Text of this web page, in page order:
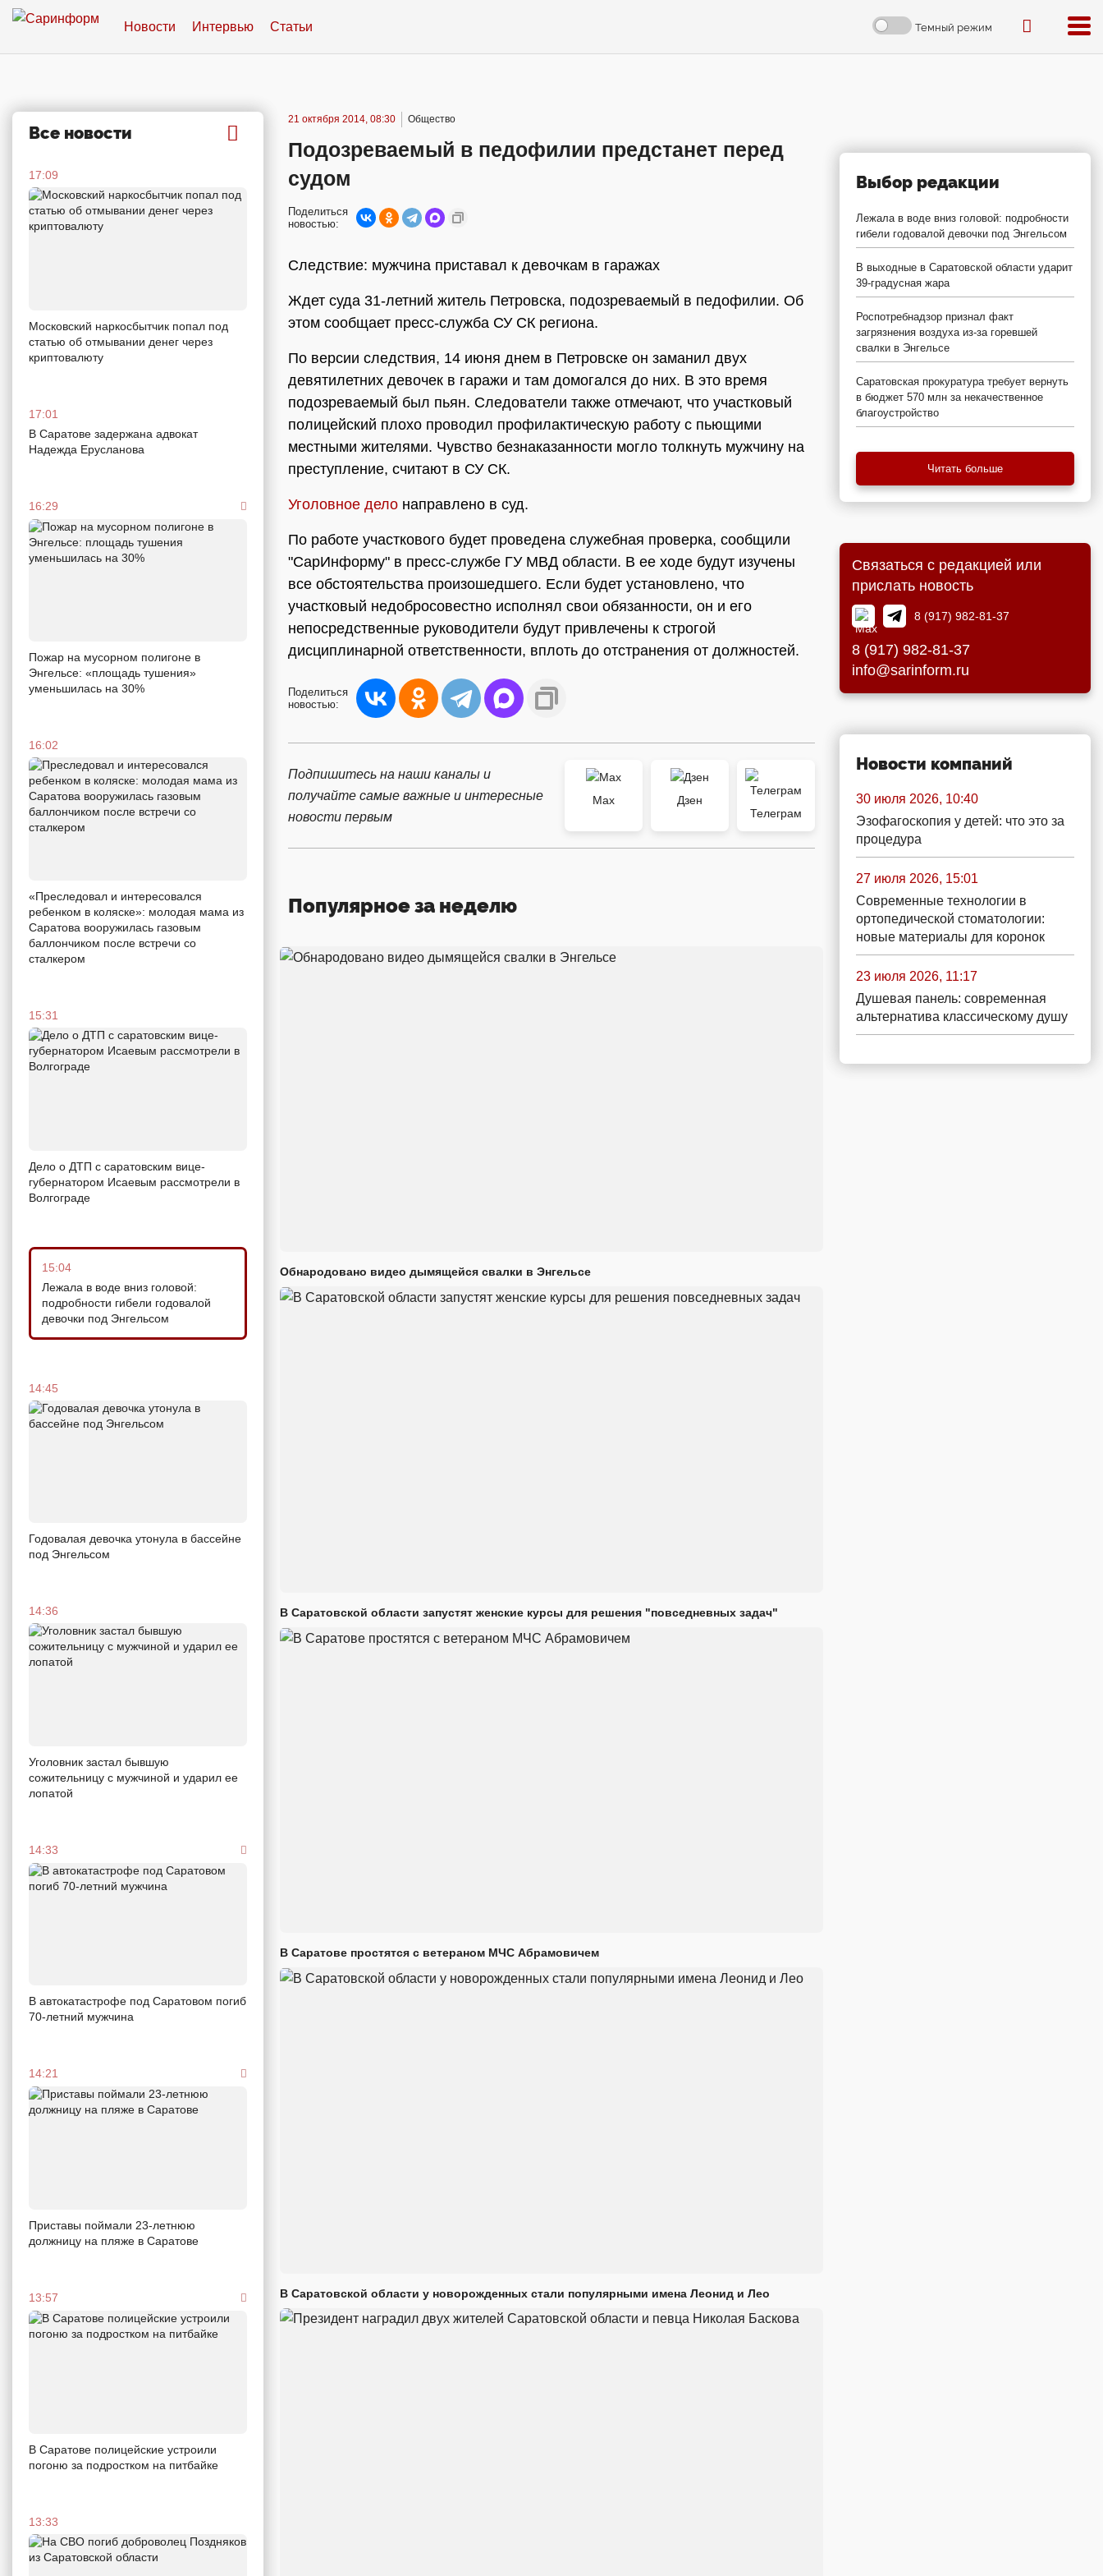
Новости Интервью Статьи Темный режим
Все новости
17:09
Московский наркосбытчик попал под
статью об отмывании денег через
криптовалюту
17:01
В Саратове задержана адвокат
Надежда Ерусланова
16:29
Пожар на мусорном полигоне в
Энгельсе: «площадь тушения»
уменьшилась на 30%
16:02
«Преследовал и интересовался
ребенком в коляске»: молодая мама из
Саратова вооружилась газовым
баллончиком после встречи со
сталкером
15:31
Дело о ДТП с саратовским вице-
губернатором Исаевым рассмотрели в
Волгограде
15:04
Лежала в воде вниз головой:
подробности гибели годовалой
девочки под Энгельсом
14:45
Годовалая девочка утонула в бассейне
под Энгельсом
14:36
Уголовник застал бывшую
сожительницу с мужчиной и ударил ее
лопатой
14:33
В автокатастрофе под Саратовом погиб
70-летний мужчина
14:21
Приставы поймали 23-летнюю
должницу на пляже в Саратове
13:57
В Саратове полицейские устроили
погоню за подростком на питбайке
13:33
21 октября 2014, 08:30 Общество
Подозреваемый в педофилии предстанет перед
судом
Поделиться
новостью:
Следствие: мужчина приставал к девочкам в гаражах
Ждет суда 31-летний житель Петровска, подозреваемый в педофилии. Об
этом сообщает пресс-служба СУ СК региона.
По версии следствия, 14 июня днем в Петровске он заманил двух
девятилетних девочек в гаражи и там домогался до них. В это время
подозреваемый был пьян. Следователи также отмечают, что участковый
полицейский плохо проводил профилактическую работу с пьющими
местными жителями. Чувство безнаказанности могло толкнуть мужчину на
преступление, считают в СУ СК.
Уголовное дело направлено в суд.
По работе участкового будет проведена служебная проверка, сообщили
"СарИнформу" в пресс-службе ГУ МВД области. В ее ходе будут изучены
все обстоятельства произошедшего. Если будет установлено, что
участковый недобросовестно исполнял свои обязанности, он и его
непосредственные руководители будут привлечены к строгой
дисциплинарной ответственности, вплоть до отстранения от должностей.
Поделиться
новостью:
Подпишитесь на наши каналы и
получайте самые важные и интересные
новости первым
Max
Дзен
Телеграм
Популярное за неделю
Обнародовано видео дымящейся свалки в Энгельсе
В Саратовской области запустят женские курсы для решения "повседневных задач"
В Саратове простятся с ветераном МЧС Абрамовичем
В Саратовской области у новорожденных стали популярными имена Леонид и Лео
Выбор редакции
Лежала в воде вниз головой: подробности
гибели годовалой девочки под Энгельсом
В выходные в Саратовской области ударит
39-градусная жара
Роспотребнадзор признал факт
загрязнения воздуха из-за горевшей
свалки в Энгельсе
Саратовская прокуратура требует вернуть
в бюджет 570 млн за некачественное
благоустройство
Читать больше
Связаться с редакцией или
прислать новость
8 (917) 982-81-37
8 (917) 982-81-37
info@sarinform.ru
Новости компаний
30 июля 2026, 10:40
Эзофагоскопия у детей: что это за
процедура
27 июля 2026, 15:01
Современные технологии в
ортопедической стоматологии:
новые материалы для коронок
23 июля 2026, 11:17
Душевая панель: современная
альтернатива классическому душу